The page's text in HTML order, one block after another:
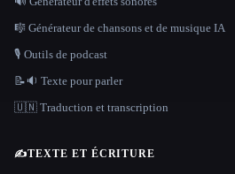
🎼 Générateur de chansons et de musique IA
🎙️ Outils de podcast
📝🔉 Texte pour parler
🇺🇳 Traduction et transcription
✍️TEXTE ET ÉCRITURE